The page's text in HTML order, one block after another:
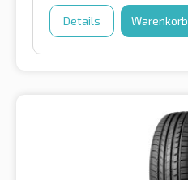
Details Warenkorb